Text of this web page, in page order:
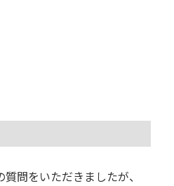
質問をいただきましたが、